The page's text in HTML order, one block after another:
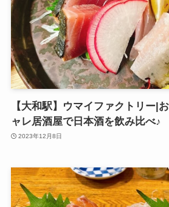
【大和駅】ウマイファクトリー|
ャレ居酒屋で日本酒を飲み比べ♪
2023年12月8日